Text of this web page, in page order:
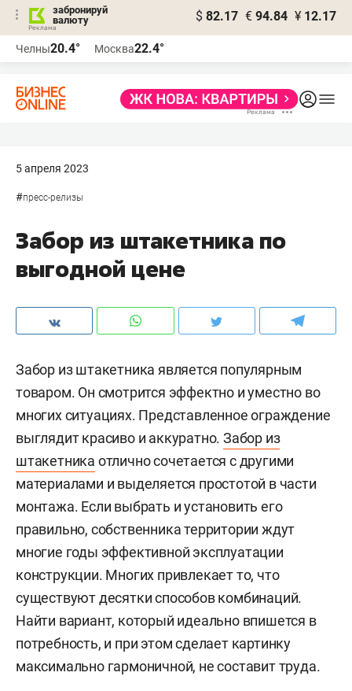
забронируй
валюту
$ 82.17 € 94.84 ¥ 12.17
Челны20.4° Москва22.4°
5 апреля 2023
#пресс-релизы
Забор из штакетника по
выгодной цене
Забор из штакетника является популярным
товаром. Он смотрится эффектно и уместно во
многих ситуациях. Представленное ограждение
выглядит красиво и аккуратно.Забор из
штакетника отлично сочетается с другими
материалами и выделяется простотой в части
монтажа. Если выбрать и установить его
правильно, собственника территории ждут
многие годы эффективной эксплуатации
конструкции. Многих привлекает то, что
существуют десятки способов комбинаций.
Найти вариант, который идеально впишется в
потребность, и при этом сделает картинку
максимально гармоничной, не составит труда.